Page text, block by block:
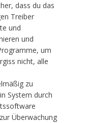
dass du das
Treiber
und
und
um
nicht, alle
zu
System durch
Überwachung